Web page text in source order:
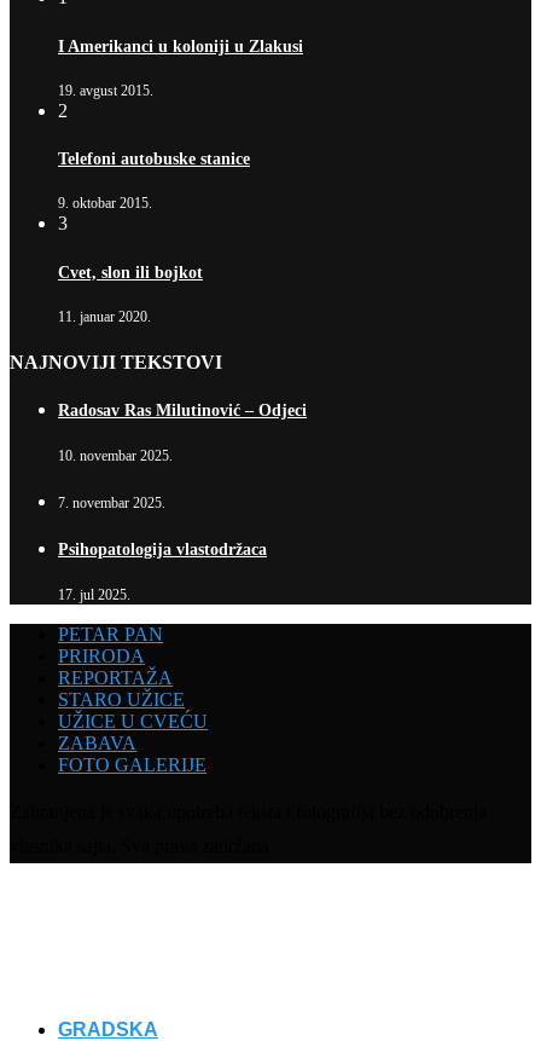
I Amerikanci u koloniji u Zlakusi
19. avgust 2015.
2
Telefoni autobuske stanice
9. oktobar 2015.
3
Cvet, slon ili bojkot
11. januar 2020.
NAJNOVIJI TEKSTOVI
Radosav Ras Milutinović – Odjeci
10. novembar 2025.
7. novembar 2025.
Psihopatologija vlastodržaca
17. jul 2025.
PETAR PAN
PRIRODA
REPORTAŽA
STARO UŽICE
UŽICE U CVEĆU
ZABAVA
FOTO GALERIJE
GRADSKA